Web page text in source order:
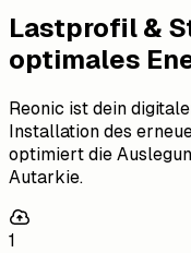
Lastprofil &
optimales
Reonic ist dein
Installation des
optimiert die
Autarkie.
1